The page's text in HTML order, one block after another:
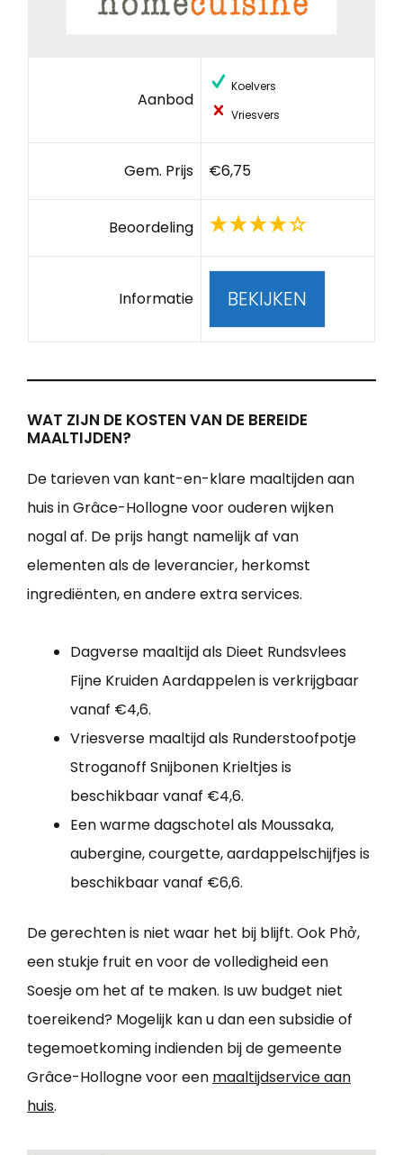
Aanbod
Koelvers
Vriesvers
Gem. Prijs €6,75
Beoordeling
Informatie BEKIJKEN
WAT ZIJN DE KOSTEN VAN DE BEREIDE
MAALTIJDEN?
De tarieven van kant-en-klare maaltijden aan
huis in Grâce-Hollogne voor ouderen wijken
nogal af. De prijs hangt namelijk af van
elementen als de leverancier, herkomst
ingrediënten, en andere extra services.
Dagverse maaltijd als Dieet Rundsvlees
Fijne Kruiden Aardappelen is verkrijgbaar
vanaf €4,6.
Vriesverse maaltijd als Runderstoofpotje
Stroganoff Snijbonen Krieltjes is
beschikbaar vanaf €4,6.
Een warme dagschotel als Moussaka,
aubergine, courgette, aardappelschijfjes is
beschikbaar vanaf €6,6.
De gerechten is niet waar het bij blijft. Ook Phở,
een stukje fruit en voor de volledigheid een
Soesje om het af te maken. Is uw budget niet
toereikend? Mogelijk kan u dan een subsidie of
tegemoetkoming indienden bij de gemeente
Grâce-Hollogne voor een maaltijdservice aan
huis.